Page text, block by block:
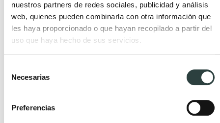
nuestros partners de redes sociales, publicidad y análisis
web, quienes pueden combinarla con otra información que
les haya proporcionado o que hayan recopilado a partir del
uso que haya hecho de sus servicios.
Necesarias
Preferencias
Shopping: Lo mejor de Royo Group
Publicada el 13 Diciembre, 2016 por TODOMUEBLES.